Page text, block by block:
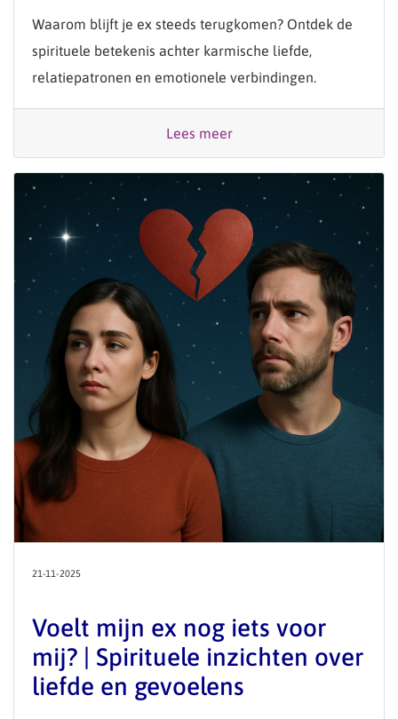
Waarom blijft je ex steeds terugkomen? Ontdek de
spirituele betekenis achter karmische liefde,
relatiepatronen en emotionele verbindingen.
Lees meer
21-11-2025
Voelt mijn ex nog iets voor
mij? | Spirituele inzichten over
liefde en gevoelens